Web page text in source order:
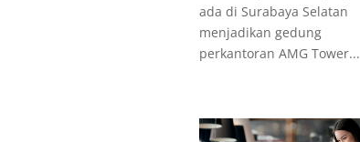
ada di Surabaya Selatan
menjadikan gedung
perkantoran AMG Tower...